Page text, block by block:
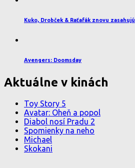
Kuko, Drobček & Raťafák znovu zasahujú
Avengers: Doomsday
Aktuálne v kinách
Toy Story 5
Avatar: Oheň a popol
Diabol nosí Pradu 2
Spomienky na neho
Michael
Skokani